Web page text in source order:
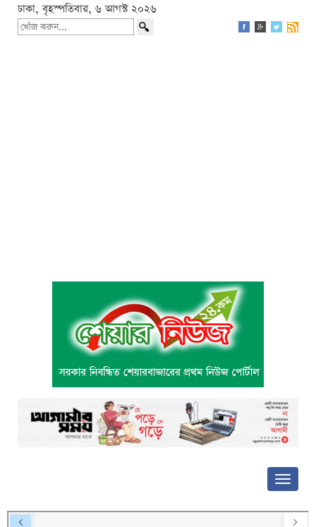
ঢাকা, বৃহস্পতিবার, ৬ আগস্ট ২০২৬